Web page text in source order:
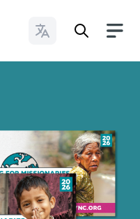
Cambiar idioma